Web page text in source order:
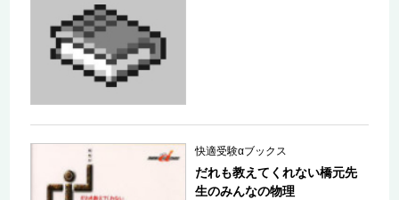
快適受験αブックス
だれも教えてくれない橋元先
生のみんなの物理